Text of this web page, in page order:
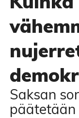
Saksan
päätetään